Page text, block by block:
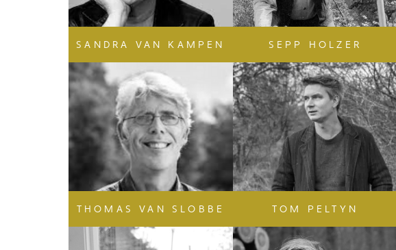
SANDRA VAN KAMPEN SEPP HOLZER
THOMAS VAN SLOBBE TOM PELTYN